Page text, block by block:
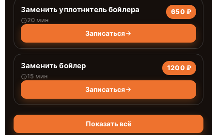
Заменить уплотнитель бойлера
20 мин
650 ₽
Записаться
Заменить бойлер
15 мин
1200 ₽
Записаться
Показать всё